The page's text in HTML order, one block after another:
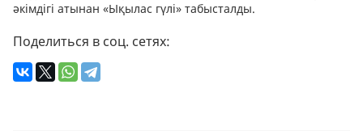
әкімдігі атынан «Ықылас гүлі» табысталды.
Поделиться в соц. сетях: